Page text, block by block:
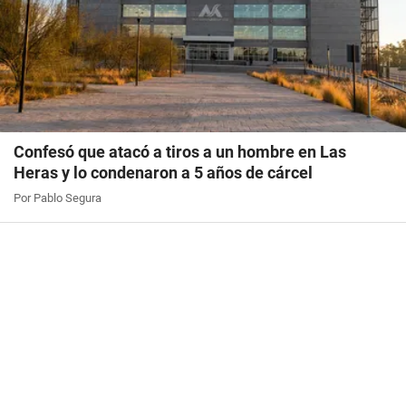
Confesó que atacó a tiros a un hombre en Las
Heras y lo condenaron a 5 años de cárcel
Por Pablo Segura